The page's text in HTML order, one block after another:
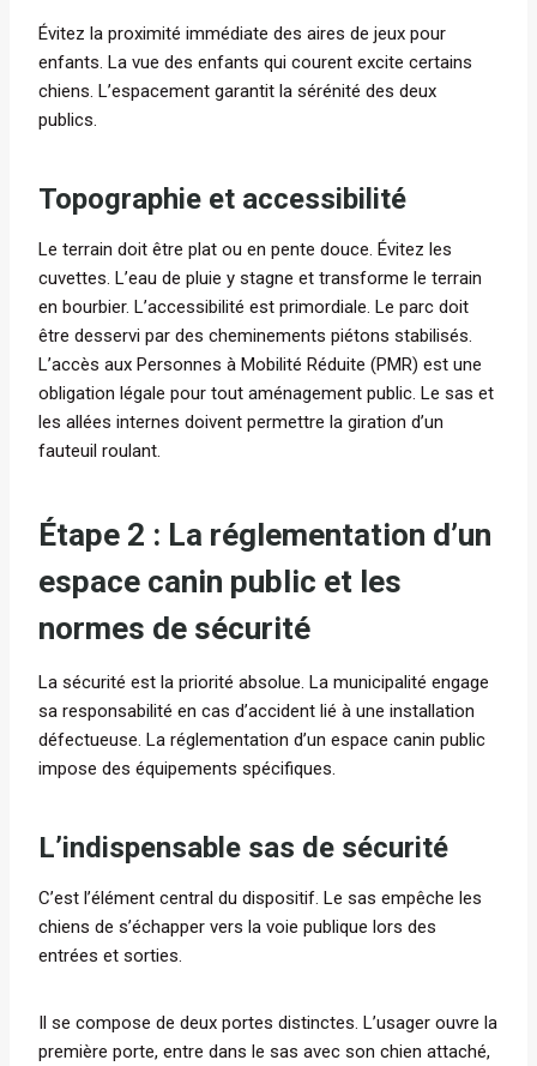
Évitez la proximité immédiate des aires de jeux pour
enfants. La vue des enfants qui courent excite certains
chiens. L’espacement garantit la sérénité des deux
publics.
Topographie et accessibilité
Le terrain doit être plat ou en pente douce. Évitez les
cuvettes. L’eau de pluie y stagne et transforme le terrain
en bourbier. L’accessibilité est primordiale. Le parc doit
être desservi par des cheminements piétons stabilisés.
L’accès aux Personnes à Mobilité Réduite (PMR) est une
obligation légale pour tout aménagement public. Le sas et
les allées internes doivent permettre la giration d’un
fauteuil roulant.
Étape 2 : La réglementation d’un
espace canin public et les
normes de sécurité
La sécurité est la priorité absolue. La municipalité engage
sa responsabilité en cas d’accident lié à une installation
défectueuse. La réglementation d’un espace canin public
impose des équipements spécifiques.
L’indispensable sas de sécurité
C’est l’élément central du dispositif. Le sas empêche les
chiens de s’échapper vers la voie publique lors des
entrées et sorties.
Il se compose de deux portes distinctes. L’usager ouvre la
première porte, entre dans le sas avec son chien attaché,